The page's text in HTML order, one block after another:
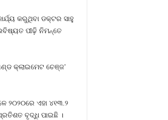
କରୁଥିବା ଡକ୍ଟର ସାହୁ
ପୀଢ଼ି ନିମନ୍ତେ
କ୍ଲାଇମେଟ ଚେଞ୍ଜ’
୨୦୨୦ରେ ଏହା ୪୧୩.୨
ବୃଦ୍ଧି ପାଇଛି ।